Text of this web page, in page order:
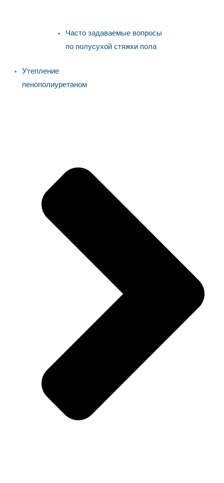
Часто задаваемые вопросы
по полусухой стяжки пола
Утепление
пенополиуретаном